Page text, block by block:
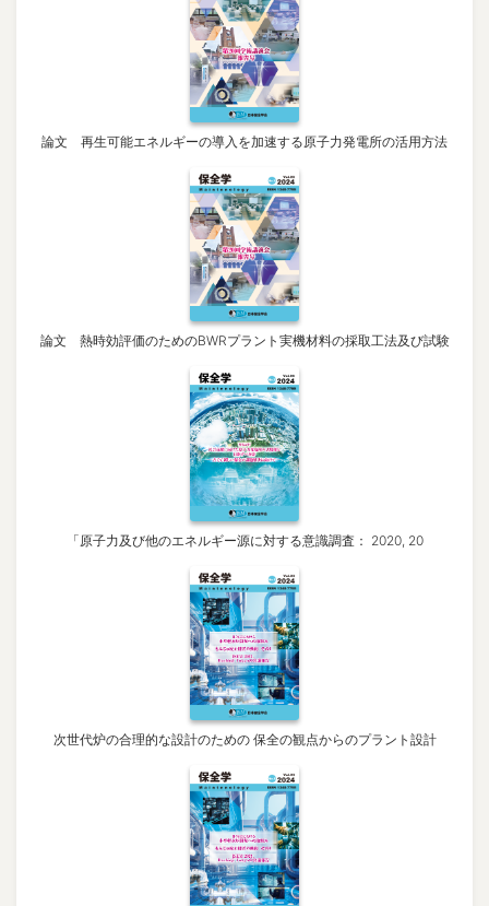
論文 再生可能エネルギーの導入を加速する原子力発電所の活用方法
論文 熱時効評価のためのBWRプラント実機材料の採取工法及び試験
「原子力及び他のエネルギー源に対する意識調査： 2020, 20
次世代炉の合理的な設計のための 保全の観点からのプラント設計